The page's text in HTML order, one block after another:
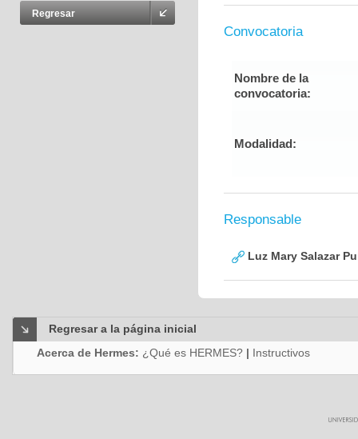
Regresar
Convocatoria
Nombre de la
convocatoria:
Modalidad:
Responsable
Luz Mary Salazar
Regresar a la página inicial
Acerca de Hermes: ¿Qué es HERMES? | Instructivos